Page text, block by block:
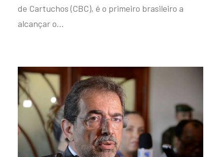
de Cartuchos (CBC), é o primeiro brasileiro a
alcançar o…